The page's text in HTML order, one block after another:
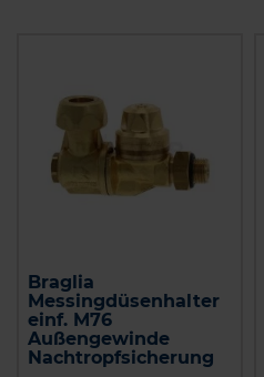
Braglia
Messingdüsenhalter
einf. M76
Außengewinde
Nachtropfsicherung